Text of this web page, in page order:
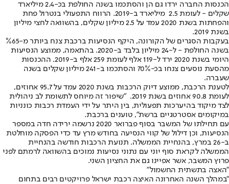
הכנסות החברה ירדו גם הן והסתכמו בשנה החולפת בכ-‭2.4‬ מיליארד
שקלים - לעומת ‭ 2.5‬ מיליארד ב-‭.2019‬ הרווח התפעולי בנטרול פחת
והפחתות בשנת ‭ 2020‬עמד על ‭ 2.5‬מיליון שקלים, בהשוואה לחצי מיליון
בשנת ‭ .2019 ‬
בעקבות הסגרים של הקורונה, היקף הנסיעות ברכבת צנח ביותר מ-%65
‬בשנה החולפת - ל-‭24‬ מיליון בלבד ב-‭.2020‬ בהתאמה, ממוצע הנסיעות
היומי בשנת ‭ 2020‬ירד ל-‭119‬ אלף לעומת ‭ 259‬אלף ב-‭.2019‬ ההכנסות
מהסעת נוסעים צנחו בכ-%‭70‬ והסתכמו ב-‭241‬ מיליון שקלים בשנה
שעברה.
לטענת הרכבת, ממוצע דיוק הרכבות בשנת ‭ 2020‬עמד על‭ 95.7 ‬אחוזים,
לעומת ‭ 90.8‬אחוזים בשנת ‭ .2019‬ "שיפור זה מיוחס לתשומת לב ניהולית
לצד מיקוד בהיערכות תפעולית, בין היתר על ידי העמדת רכבות כונניות
במיקומים אסטרטגיים ברשת", טוענים ברכבת.
עם תחילתו של המשבר בסוף פברואר 2020 נרשמה ירידה חדה במספר
הנסיעות, וכן דילול של קווי הנסיעה בחודש מרץ עד כדי הפסקה מוחלטת
ב-‭26‬ במרץ, בהנחיית הממשלה. תנועת הרכבות חודשה בהנחיית
הממשלה לקראת סוף יוני עם נתוני נסיעות נמוכים בהשוואה לרמתם לפני
פרוץ המשבר, אשר אפיינו גם את החציון השני.
"האצה בתשתית החשמול"
"במהלך השנה האחרונה האיצה רכבת ישראל פרויקטים רבים בתחום